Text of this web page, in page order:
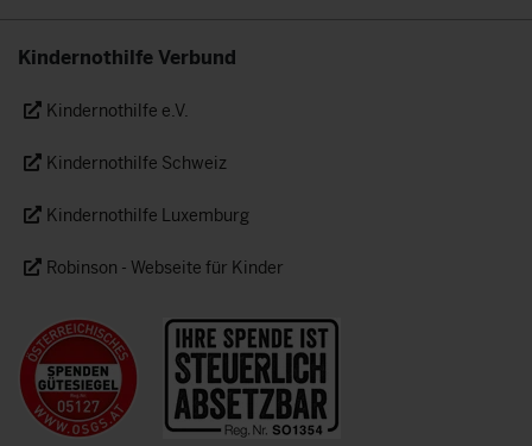
Kindernothilfe Verbund
Kindernothilfe e.V.
Kindernothilfe Schweiz
Kindernothilfe Luxemburg
Robinson - Webseite für Kinder